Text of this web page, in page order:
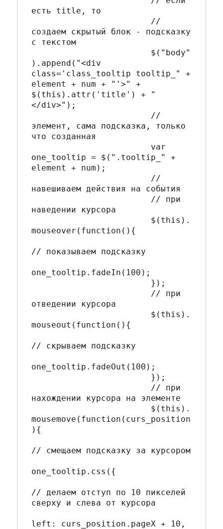
есть title, то
создаем скрытый блок - подсказку
с текстом
).append("<div
class='class_tooltip tooltip_" +
element + num + "'>" +
$(this).attr('title') + "
</div>");
элемент, сама подсказка, только
что созданная
one_tooltip = $(".tooltip_" +
element + num);
навешиваем действия на события
наведении курсора
mouseover(function(){
// показываем подсказку
one_tooltip.fadeIn(100);
отведении курсора
mouseout(function(){
// скрываем подсказку
one_tooltip.fadeOut(100);
нахождении курсора на элементе
mousemove(function(curs_position
){
// смещаем подсказку за курсором
one_tooltip.css({
// делаем отступ по 10 пикселей
сверху и слева от курсора
left: curs_position.pageX + 10,